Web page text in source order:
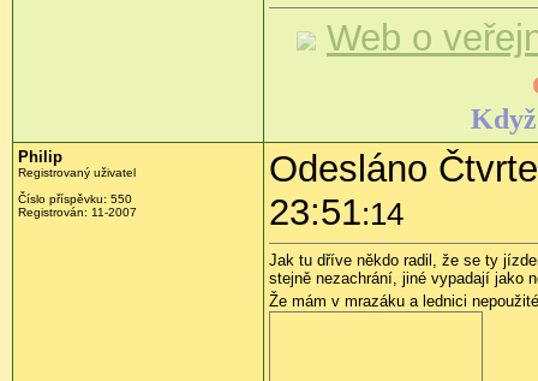
Web o
Když
Philip
Registrovaný uživatel
Číslo příspěvku: 550
Registrován: 11-2007
Odesláno
23:51:14
Jak tu dříve někdo radil, že se ty
stejně nezachrání, jiné vypadají jako
Že mám v mrazáku a lednici